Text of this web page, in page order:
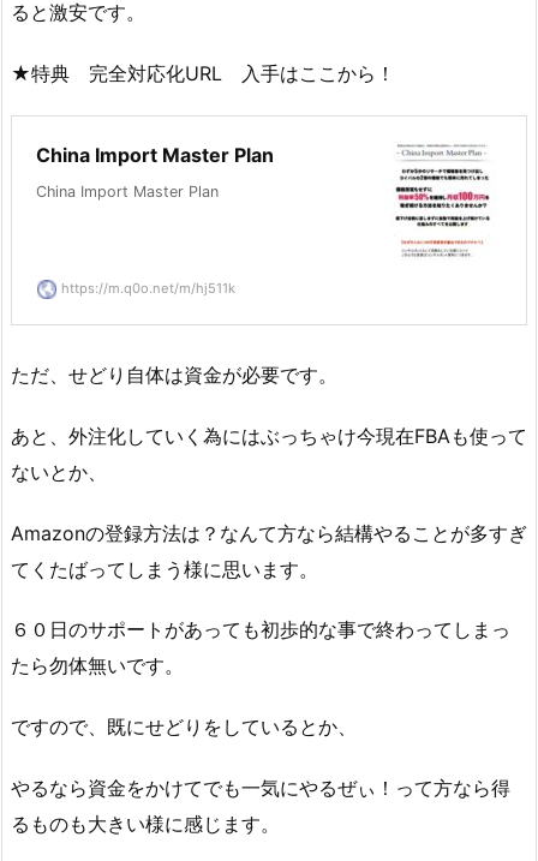
ると激安です。
★特典 完全対応化URL 入手はここから！
China Import Master Plan
China Import Master Plan
https://m.q0o.net/m/hj511k
ただ、せどり自体は資金が必要です。
あと、外注化していく為にはぶっちゃけ今現在FBAも使って
ないとか、
Amazonの登録方法は？なんて方なら結構やることが多すぎ
てくたばってしまう様に思います。
６０日のサポートがあっても初歩的な事で終わってしまっ
たら勿体無いです。
ですので、既にせどりをしているとか、
やるなら資金をかけてでも一気にやるぜぃ！って方なら得
るものも大きい様に感じます。